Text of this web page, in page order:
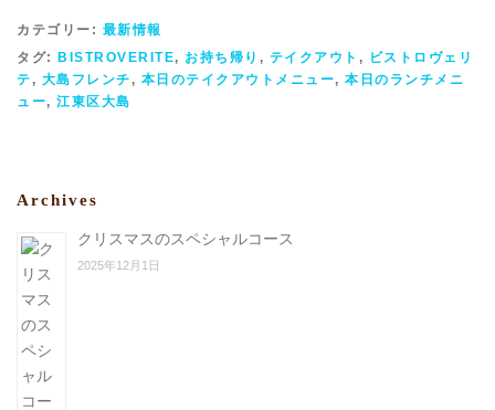
カテゴリー: 最新情報
タグ:
BISTROVERITE, お持ち帰り , テイクアウト , ビストロヴェリ
テ , 大島フレンチ , 本日のテイクアウトメニュー, 本日のランチメニ
ュー, 江東区大島
Archives
クリスマスのスペシャルコース
2025年12月1日